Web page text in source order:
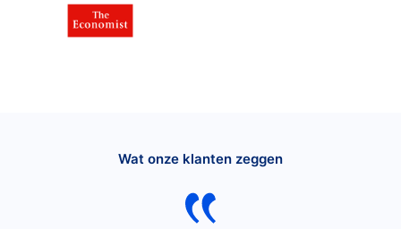
Wat onze klanten zeggen